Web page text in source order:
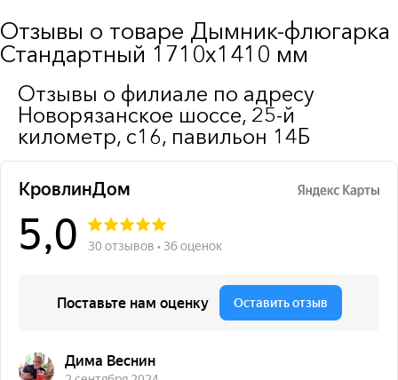
Отзывы о товаре Дымник-флюгарка
Стандартный 1710х1410 мм
Отзывы о филиале по адресу
Новорязанское шоссе, 25-й
километр, с16, павильон 14Б